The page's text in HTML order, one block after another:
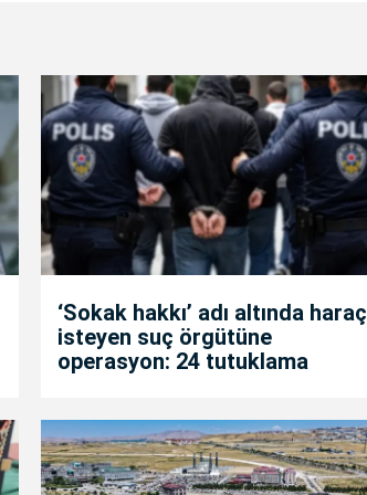
‘Sokak hakkı’ adı altında haraç
isteyen suç örgütüne
operasyon: 24 tutuklama